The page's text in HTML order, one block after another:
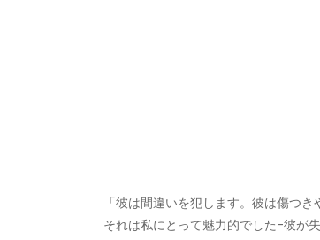
「彼は間違いを犯します。彼は傷つ
それは私にとって魅力的でした-彼が